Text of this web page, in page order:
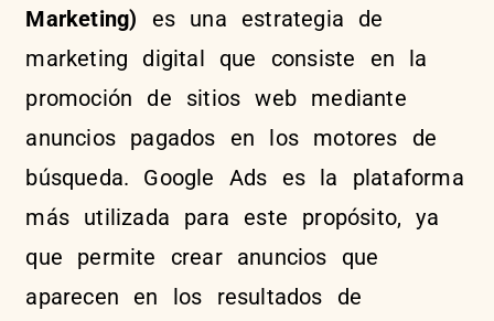
Marketing) es una estrategia de
marketing digital que consiste en la
promoción de sitios web mediante
anuncios pagados en los motores de
búsqueda. Google Ads es la plataforma
más utilizada para este propósito, ya
que permite crear anuncios que
aparecen en los resultados de